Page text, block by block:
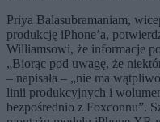
Priya Balasubramaniam,
produkcję iPhone’a,
Williamsowi, że informacje
„Biorąc pod uwagę, że
– napisała – „nie ma
linii produkcyjnych i
bezpośrednio z Foxconnu”.